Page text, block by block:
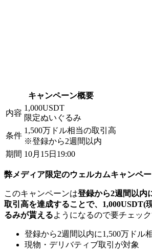
キャンペーン概要
内容
1,000USDT
限定ぬいぐるみ
条件
1,500万ドル相当の取引高
※登録から2週間以内
期間 10月15日19:00
弊メディア限定のウェルカムキャンペー
このキャンペーンは登録から2週間以内
取引高を達成することで、1,000USDT(
るみが貰えるようになるので要チェック
登録から2週間以内に1,500万ドル
現物・デリバティブ取引が対象